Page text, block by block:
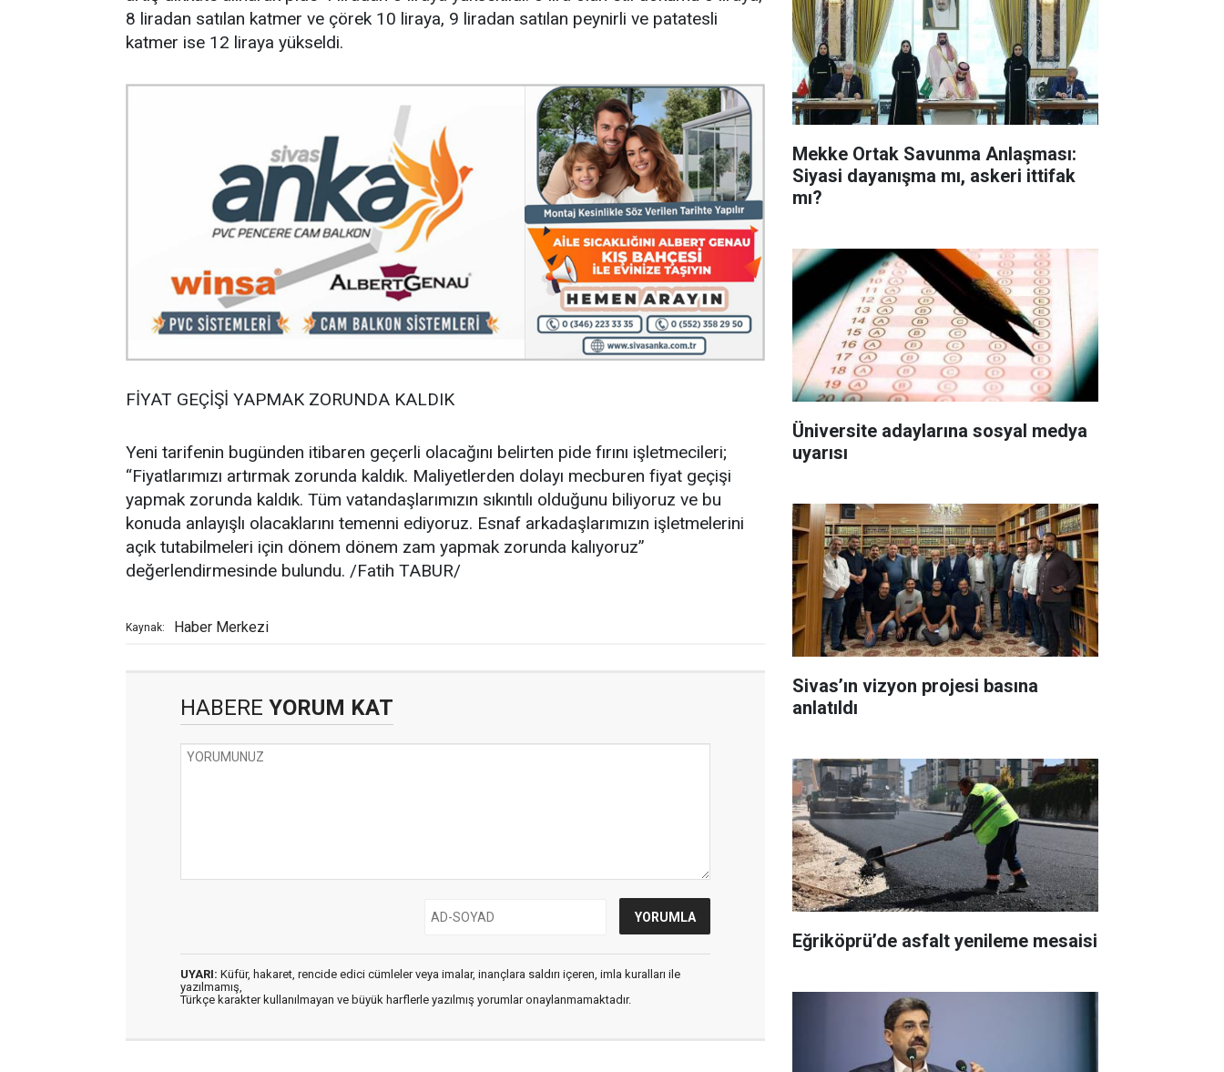
8 liradan satılan katmer ve çörek 10 liraya, 9 liradan satılan peynirli ve patatesli
katmer ise 12 liraya yükseldi.
FİYAT GEÇİŞİ YAPMAK ZORUNDA KALDIK
Yeni tarifenin bugünden itibaren geçerli olacağını belirten pide fırını işletmecileri;
“Fiyatlarımızı artırmak zorunda kaldık. Maliyetlerden dolayı mecburen fiyat geçişi
yapmak zorunda kaldık. Tüm vatandaşlarımızın sıkıntılı olduğunu biliyoruz ve bu
konuda anlayışlı olacaklarını temenni ediyoruz. Esnaf arkadaşlarımızın işletmelerini
açık tutabilmeleri için dönem dönem zam yapmak zorunda kalıyoruz”
değerlendirmesinde bulundu. /Fatih TABUR/
Kaynak: Haber Merkezi
HABERE YORUM KAT
UYARI: Küfür, hakaret, rencide edici cümleler veya imalar, inançlara saldırı içeren, imla kuralları ile
yazılmamış,
Türkçe karakter kullanılmayan ve büyük harflerle yazılmış yorumlar onaylanmamaktadır.
Mekke Ortak Savunma Anlaşması:
Siyasi dayanışma mı, askeri ittifak
mı?
Üniversite adaylarına sosyal medya
uyarısı
Sivas’ın vizyon projesi basına
anlatıldı
Eğriköprü’de asfalt yenileme mesaisi